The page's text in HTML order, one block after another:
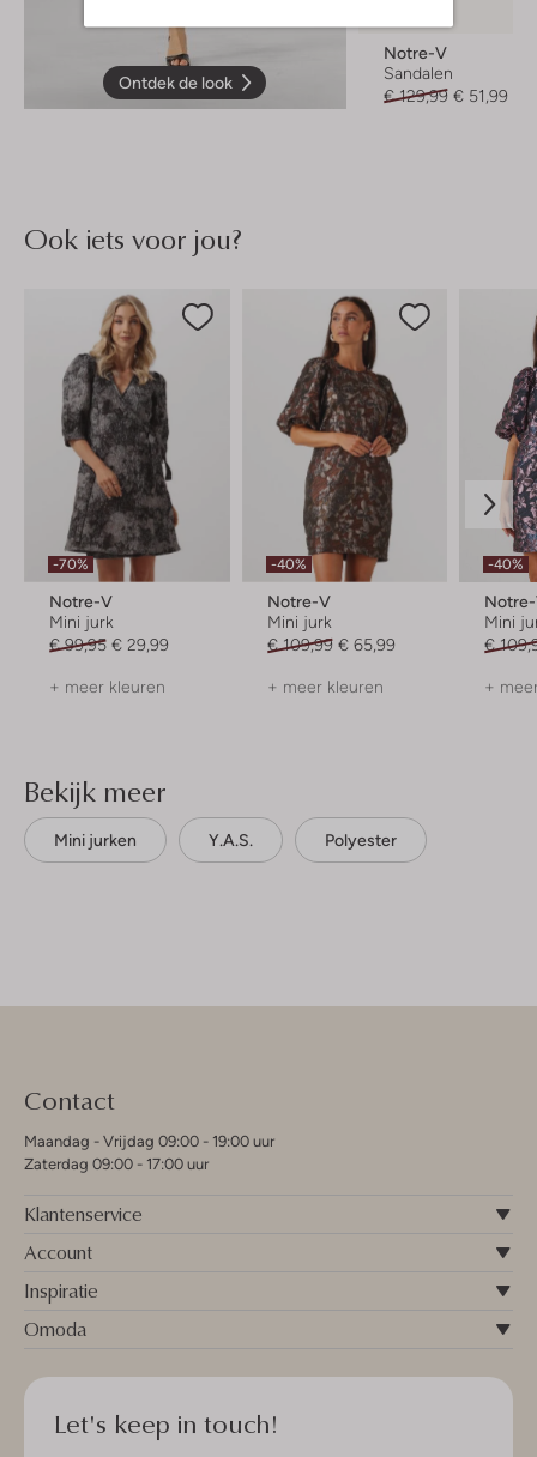
Ontdek de look
Notre-V
Sandalen
€ 129,99 € 51,99
Ook iets voor jou?
-70%
Notre-V
Mini jurk
€ 99,95 € 29,99
+ meer kleuren
-40%
Notre-V
Mini jurk
€ 109,99 € 65,99
+ meer kleuren
-40%
Mini
€
+
Bekijk meer
Mini jurken Y.a.s. Polyester
Contact
Maandag - Vrijdag 09:00 - 19:00 uur
Zaterdag 09:00 - 17:00 uur
Klantenservice
Account
Inspiratie
Omoda
Let's keep in touch!